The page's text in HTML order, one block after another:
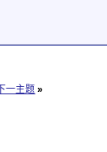
下一主题 »